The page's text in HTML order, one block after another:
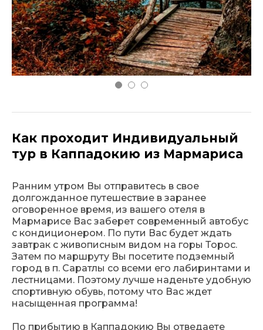
Как проходит Индивидуальный
тур в Каппадокию из Мармариса
Ранним утром Вы отправитесь в свое
долгожданное путешествие в заранее
оговоренное время, из вашего отеля в
Мармарисе Вас заберет современный автобус
с кондиционером. По пути Вас будет ждать
завтрак с живописным видом на горы Торос.
Затем по маршруту Вы посетите подземный
город в п. Саратлы со всеми его лабиринтами и
лестницами. Поэтому лучше наденьте удобную
спортивную обувь, потому что Вас ждет
насыщенная программа!
По прибытию в Каппадокию Вы отведаете